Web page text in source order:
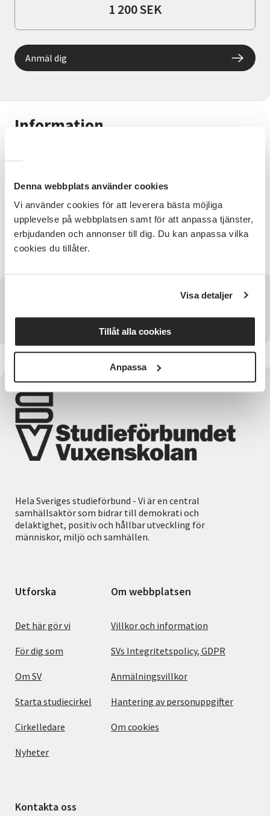
Denna webbplats använder cookies
Vi använder cookies för att leverera bästa möjliga
upplevelse på webbplatsen samt för att anpassa tjänster,
erbjudanden och annonser till dig. Du kan anpassa vilka
cookies du tillåter.
Visa detaljer
Tillåt alla cookies
Anpassa
Information
tillsammans. Matkostnaden på 40 kr per person/gång
faktureras i slutet av terminen.
Kontaktperson
Cecilia Beltramo 070-738 23 62
cecilia.beltramo@sv.se
1 200 SEK
Anmäl dig
Hela Sveriges studieförbund - Vi är en central
samhällsaktör som bidrar till demokrati och
delaktighet, positiv och hållbar utveckling för
människor, miljö och samhällen.
Utforska
Det här gör vi
För dig som
Om SV
Starta studiecirkel
Cirkelledare
Nyheter
Om webbplatsen
Villkor och information
SVs Integritetspolicy, GDPR
Anmälningsvillkor
Hantering av personuppgifter
Om cookies
Kontakta oss